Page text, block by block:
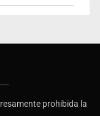
prohibida la